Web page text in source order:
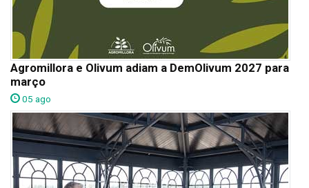
Agromillora e Olivum adiam a DemOlivum 2027 para
março
05 ago